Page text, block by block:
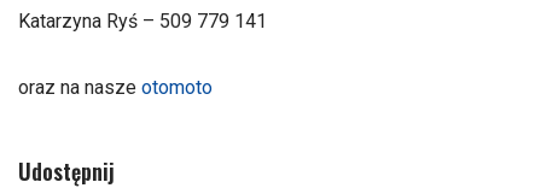
Katarzyna Ryś – 509 779 141
oraz na nasze otomoto
Udostępnij